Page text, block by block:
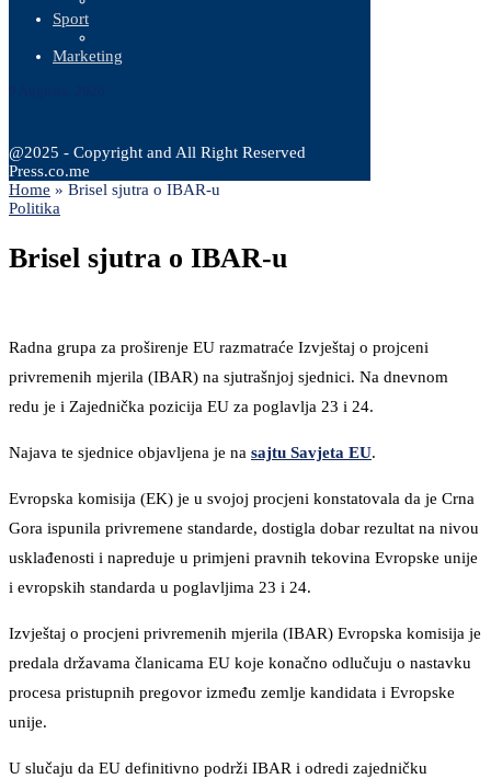
Sport
Marketing
@2025 - Copyright and All Right Reserved
Press.co.me
Home » Brisel sjutra o IBAR-u
Politika
Brisel sjutra o IBAR-u
Radna grupa za proširenje EU razmatraće Izvještaj o projceni
privremenih mjerila (IBAR) na sjutrašnjoj sjednici. Na dnevnom
redu je i Zajednička pozicija EU za poglavlja 23 i 24.
Najava te sjednice objavljena je na sajtu Savjeta EU.
Evropska komisija (EK) je u svojoj procjeni konstatovala da je Crna
Gora ispunila privremene standarde, dostigla dobar rezultat na nivou
usklađenosti i napreduje u primjeni pravnih tekovina Evropske unije
i evropskih standarda u poglavljima 23 i 24.
Izvještaj o procjeni privremenih mjerila (IBAR) Evropska komisija je
predala državama članicama EU koje konačno odlučuju o nastavku
procesa pristupnih pregovor između zemlje kandidata i Evropske
unije.
U slučaju da EU definitivno podrži IBAR i odredi zajedničku